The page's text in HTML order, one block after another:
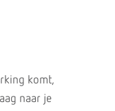
komt,
naar je